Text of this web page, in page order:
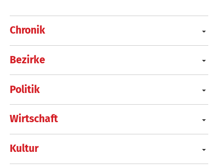
Chronik
Bezirke
Politik
Wirtschaft
Kultur